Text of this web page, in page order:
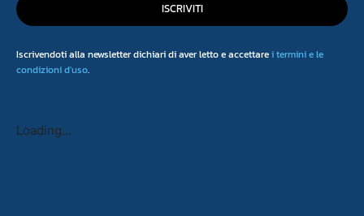
ISCRIVITI
Iscrivendoti alla newsletter dichiari di aver letto e accettarei termini e le
condizioni d'uso.
Loading...